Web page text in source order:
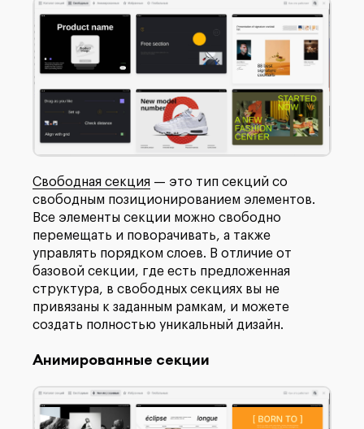
Свободная секция — это тип секций со
свободным позиционированием элементов.
Все элементы секции можно свободно
перемещать и поворачивать, а также
управлять порядком слоев. В отличие от
базовой секции, где есть предложенная
структура, в свободных секциях вы не
привязаны к заданным рамкам, и можете
создать полностью уникальный дизайн.
Анимированные секции